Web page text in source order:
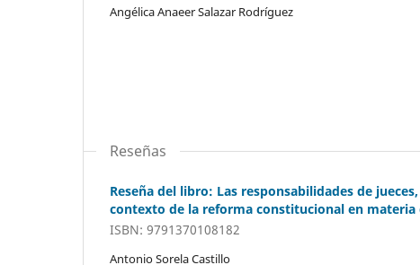
Angélica Anaeer Salazar Rodríguez
Reseñas
Reseña del libro: Las responsabilidades de
contexto de la reforma constitucional en materia
ISBN: 9791370108182
Antonio Sorela Castillo